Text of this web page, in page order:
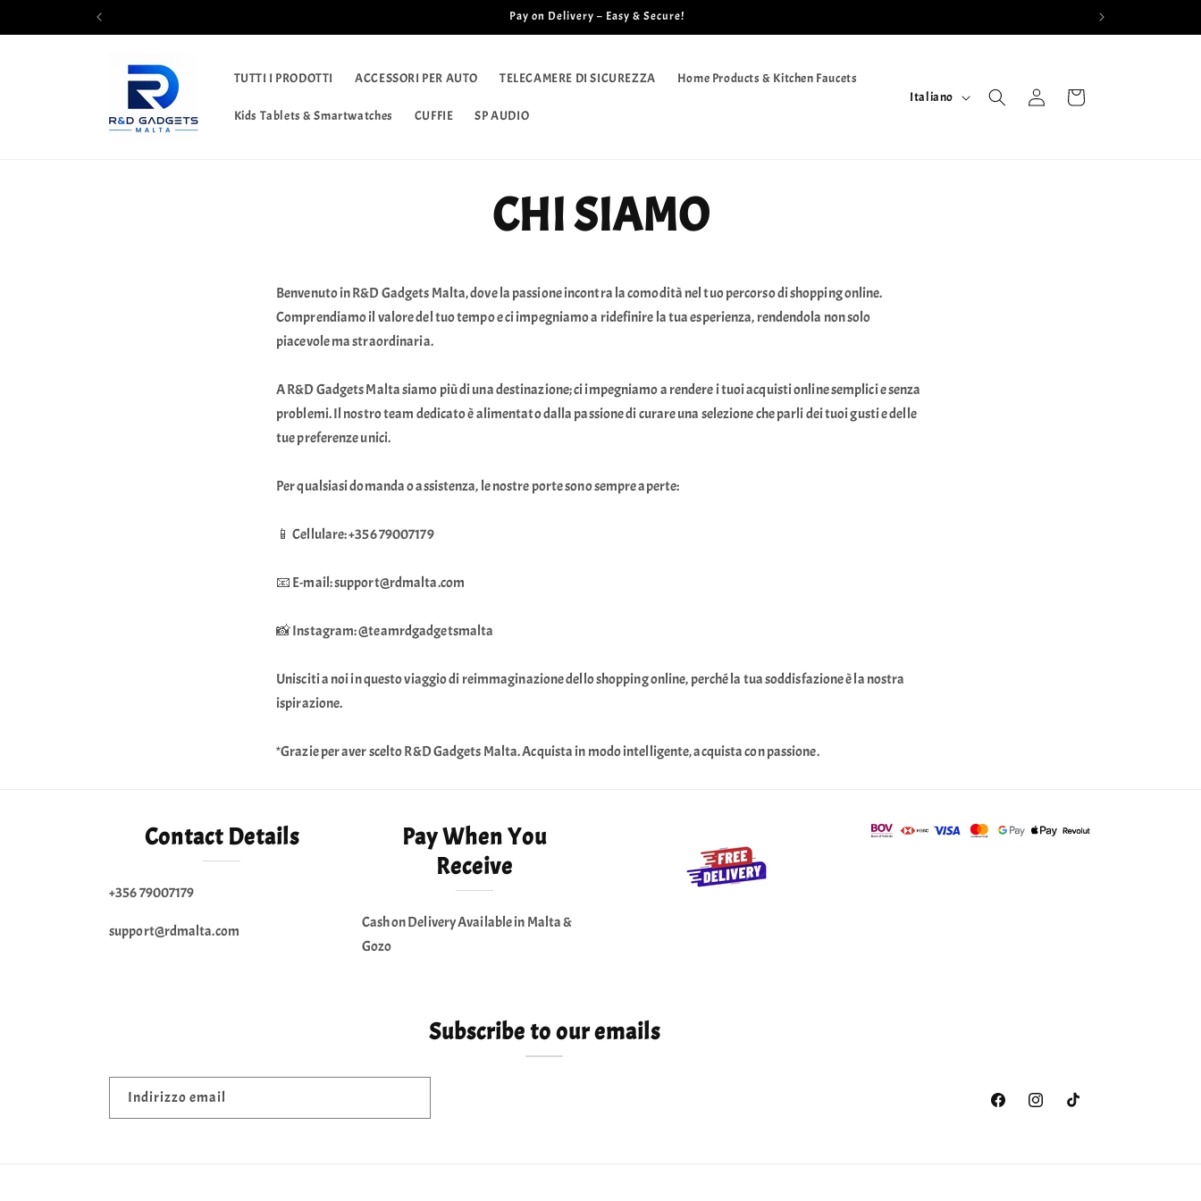
ai contenuti
Pay on Delivery – Easy & Secure!
TUTTI I PRODOTTI ACCESSORI PER AUTO TELECAMERE DI SICUREZZA Home Products & Kitchen Faucets
Kids Tablets & Smartwatches CUFFIE SP AUDIO
Italiano Accedi Carrello
CHI SIAMO
Benvenuto in R&D Gadgets Malta, dove la passione incontra la comodità nel tuo percorso di shopping online.
Comprendiamo il valore del tuo tempo e ci impegniamo a ridefinire la tua esperienza, rendendola non solo
piacevole ma straordinaria.
AR&D Gadgets Maltasiamo più di una destinazione; ci impegniamo a rendere i tuoi acquisti online semplici e senza
problemi. Il nostro team dedicato è alimentato dalla passione di curare una selezione che parli dei tuoi gusti e delle
tue preferenze unici.
Per qualsiasi domanda o assistenza, le nostre porte sono sempre aperte:
📱 Cellulare: +356 79007179
📧 E-mail: support@rdmalta.com
📸 Instagram: @teamrdgadgetsmalta
Unisciti a noi in questo viaggio di reimmaginazione dello shopping online, perché la tua soddisfazione è la nostra
ispirazione.
*Grazie per aver scelto R&D Gadgets Malta. Acquista in modo intelligente, acquista con passione.
Contact Details
+356 79007179
support@rdmalta.com
Pay When You
Receive
Cash on Delivery Available in Malta &
Gozo
Subscribe to our emails
Indirizzo email
FacebookInstagramTikTok